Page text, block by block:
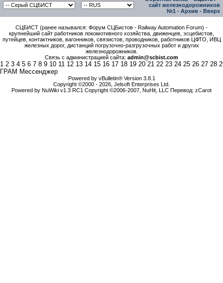
сайт железнодорожников
№1 - Архив - Вверх
СЦБИСТ (ранее назывался: Форум СЦБистов - Railway Automation Forum) -
крупнейший сайт работников локомотивного хозяйства, движенцев, эсцебистов,
путейцев, контактников, вагонников, связистов, проводников, работников ЦФТО, ИВЦ
железных дорог, дистанций погрузочно-разгрузочных работ и других
железнодорожников.
Связь с администрацией сайта: admin@scbist.com
1 2 3 4 5 6 7 8 9 10 11 12 13 14 15 16 17 18 19 20 21 22 23 24 25 26 27 28
ГРАМ Мессенджер
Powered by vBulletin® Version 3.8.1
Copyright ©2000 - 2026, Jelsoft Enterprises Ltd.
Powered by NuWiki v1.3 RC1 Copyright ©2006-2007, NuHit, LLC Перевод: zCarot